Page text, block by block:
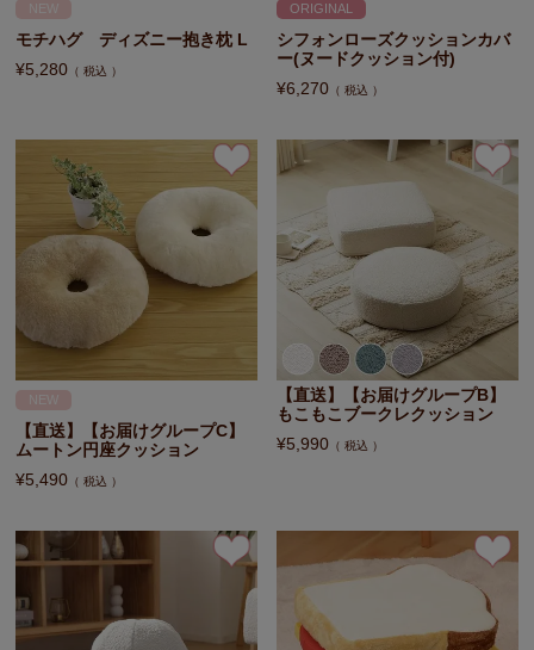
モチハグ ディズニー抱き枕 L
¥5,280 税込
ORIGINAL
シフォンローズクッションカバ
ー(ヌードクッション付)
¥6,270 税込
NEW
【直送】【お届けグループC】
ムートン円座クッション
¥5,490 税込
【直送】【お届けグループB】
もこもこブークレクッション
¥5,990 税込